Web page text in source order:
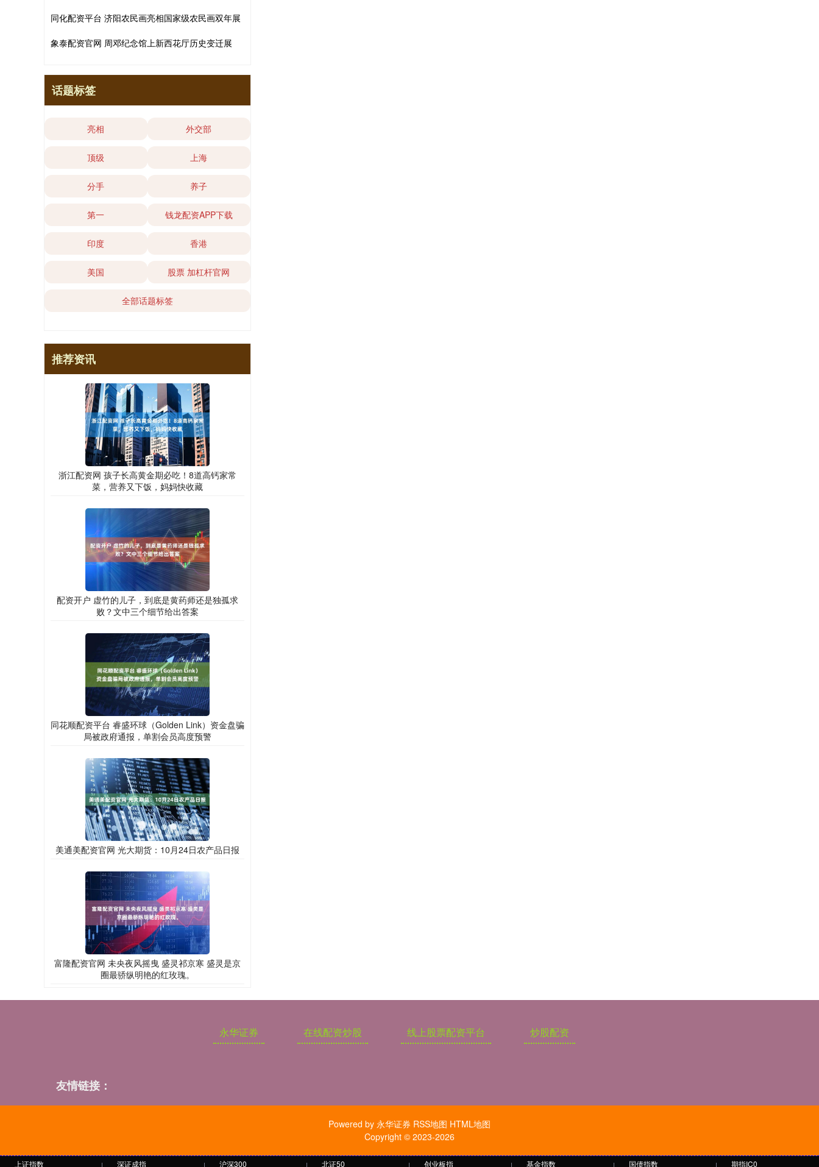
同化配资平台 济阳农民画亮相国家级农民画双年展
象泰配资官网 周邓纪念馆上新西花厅历史变迁展
话题标签
亮相 外交部
顶级 上海
分手 养子
第一 钱龙配资APP下载
印度 香港
美国 股票 加杠杆官网
全部话题标签
推荐资讯
浙江配资网 孩子长高黄金期必吃！8道高钙家常
菜，营养又下饭，妈妈快收藏
配资开户 虚竹的儿子，到底是黄药师还是独孤求
败？文中三个细节给出答案
同花顺配资平台 睿盛环球（Golden Link）资金盘骗
局被政府通报，单割会员高度预警
美通美配资官网 光大期货：10月24日农产品日报
富隆配资官网 未央夜风摇曳 盛灵祁京寒 盛灵是京
圈最骄纵明艳的红玫瑰。
上证指数 深证成指 沪深300 北证50 创业板指 基金指数 国债指数 期指IC0
永华证券 在线配资炒股 线上股票配资平台 炒股配资
友情链接：
Powered by 永华证券 RSS地图 HTML地图
Copyright © 2023-2026